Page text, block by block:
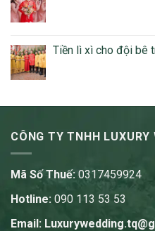
Tiền lì xì cho đội bê
CÔNG TY TNHH LUXURY
Mã Số Thuế: 0317459924
Hotline: 090 113 53 53
Email: